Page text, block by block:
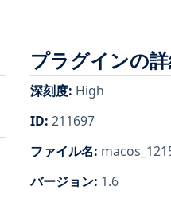
プラグインの
深刻度: High
ID: 211697
ファイル名:
バージョン: 1.6